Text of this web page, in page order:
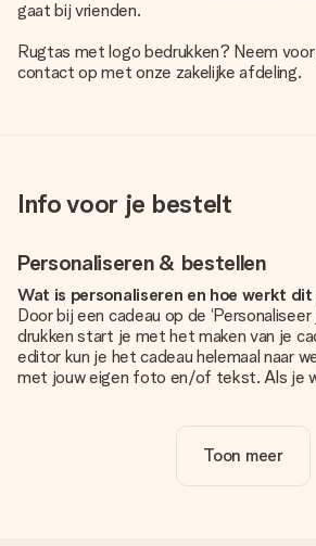
gaat bij vrienden.
Rugtas met logo bedrukken? Neem
contact op met onze zakelijke afdeling.
Info voor je bestelt
Personaliseren & bestellen
Wat is personaliseren en hoe werkt
Door bij een cadeau op de
drukken start je met het maken van je
editor kun je het cadeau helemaal naar
met jouw eigen foto en/of tekst. Als je
Is personalisatie in de prijs inbegrepen?
De prijs die op de website wordt
Toon meer